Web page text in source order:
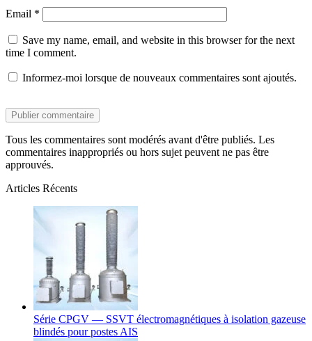
Email *
Save my name, email, and website in this browser for the next
time I comment.
Informez-moi lorsque de nouveaux commentaires sont ajoutés.
Tous les commentaires sont modérés avant d'être publiés. Les
commentaires inappropriés ou hors sujet peuvent ne pas être
approuvés.
Articles Récents
Série CPGV — SSVT électromagnétiques à isolation gazeuse
blindés pour postes AIS